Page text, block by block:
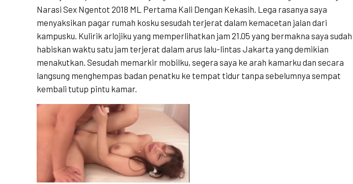
Narasi Sex Ngentot 2018 ML Pertama Kali Dengan Kekasih. Lega rasanya saya
menyaksikan pagar rumah kosku sesudah terjerat dalam kemacetan jalan dari
kampusku. Kulirik arlojiku yang memperlihatkan jam 21.05 yang bermakna saya sudah
habiskan waktu satu jam terjerat dalam arus lalu-lintas Jakarta yang demikian
menakutkan. Sesudah memarkir mobilku, segera saya ke arah kamarku dan secara
langsung menghempas badan penatku ke tempat tidur tanpa sebelumnya sempat
kembali tutup pintu kamar.